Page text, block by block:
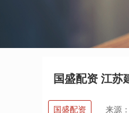
国盛配资 江苏
国盛配资 来源